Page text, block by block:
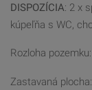
DISPOZÍCIA: 2 x
kúpeľňa s WC,
Rozloha
Zastavaná